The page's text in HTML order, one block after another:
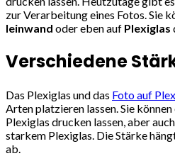
zur Verarbeitung eines Fotos. Sie
leinwand oder eben auf Plexiglas
Verschiedene
Das Plexiglas und das Foto auf
Arten platzieren lassen. Sie
Plexiglas drucken lassen, aber
starkem Plexiglas. Die Stärke
ab.